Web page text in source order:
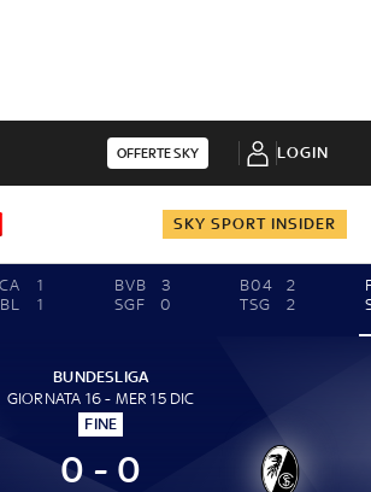
OFFERTE SKY LOGIN
SKY SPORT INSIDER
1
1
BVB
3
SGF
0
B04
2
TSG
2
BUNDESLIGA
GIORNATA 16 - MER 15 DIC
FINE
0 - 0